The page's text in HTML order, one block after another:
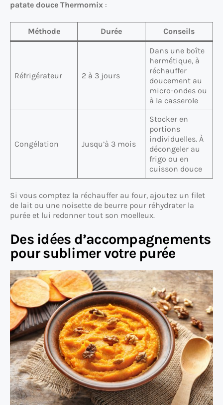
patate douce Thermomix :
Méthode Durée Conseils
Réfrigérateur 2 à 3 jours
Dans une boîte
hermétique, à
réchauffer
doucement au
micro-ondes ou
à la casserole
Congélation Jusqu’à 3 mois
Stocker en
portions
individuelles. À
décongeler au
frigo ou en
cuisson douce
Si vous comptez la réchauffer au four, ajoutez un filet
de lait ou une noisette de beurre pour réhydrater la
purée et lui redonner tout son moelleux.
Des idées d’accompagnements
pour sublimer votre purée